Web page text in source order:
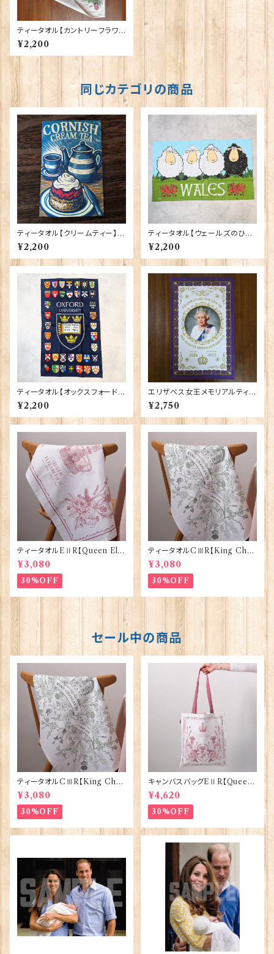
ティータオル【カントリーフラワ
ー・ オブ・スコットランド】Glen
Appin of Scotland 50001-A
(TT0888)
¥2,200
同じカテゴリの商品
ティータオル【クリームティー】El
gate Products 50001-X
¥2,200
ティータオル【ウェールズのひつ
じ】Elgate Products 50001-
C
¥2,200
ティータオル【オックスフォード大
学紋章】Elgate Products 50
001-K
¥2,200
エリザベス女王メモリアルティー
タオル【EⅡR】Elgate 50130
¥2,750
ティータオルEⅡR【Queen Eliz
abethⅡ Commemorative】V
ictoria Eggs 50128
¥3,080
30%OFF
ティータオルCⅢR【King Char
lesⅢ Coronation】Victoria
Eggs 50129
¥3,080
30%OFF
セール中の商品
ティータオルCⅢR【King Char
lesⅢ Coronation】Victoria
Eggs 50129
¥3,080
30%OFF
キャンバスバッグEⅡR【Queen
ElizabethⅡ Commemorativ
e】Victoria Eggs 90332
¥4,620
30%OFF